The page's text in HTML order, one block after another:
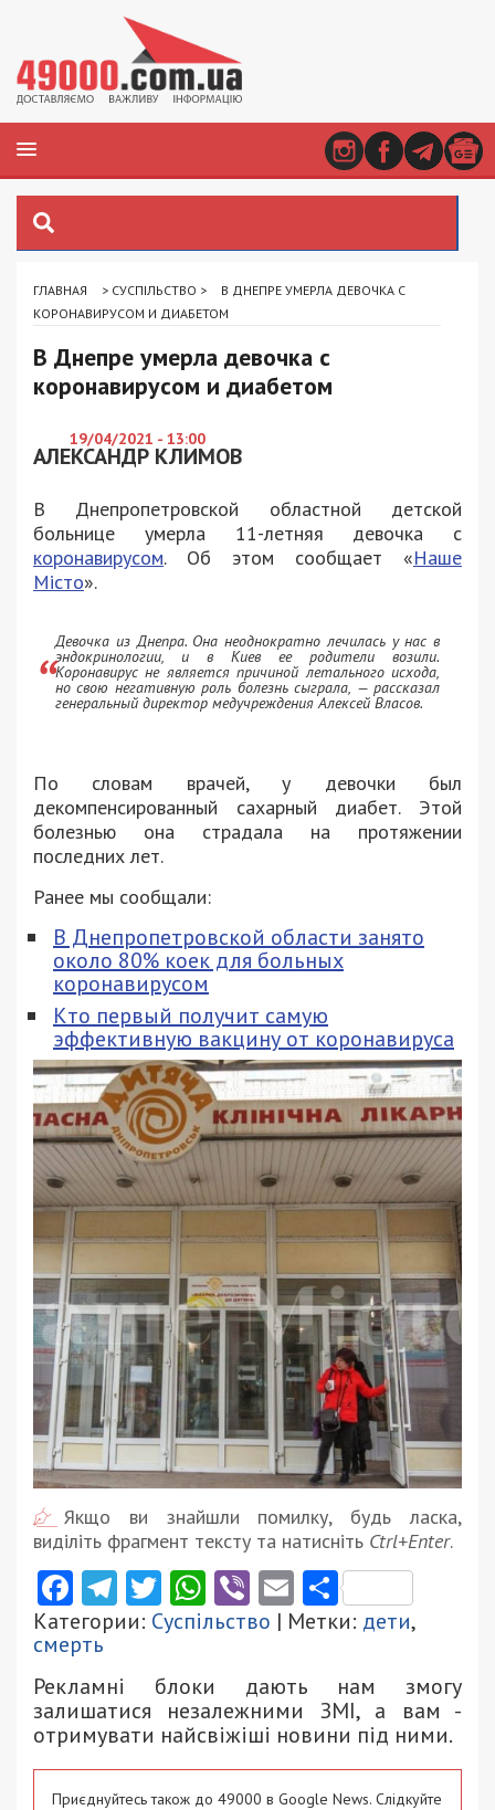
ГЛАВНАЯ > СУСПІЛЬСТВО >
В ДНЕПРЕ УМЕРЛА ДЕВОЧКА С
КОРОНАВИРУСОМ И ДИАБЕТОМ
В Днепре умерла девочка с
коронавирусом и диабетом
19/04/2021 - 13:00
АЛЕКСАНДР КЛИМОВ
В Днепропетровской областной детской
больнице умерла 11-летняя девочка с
коронавирусом. Об этом сообщает «Наше
Місто».
Девочка из Днепра. Она неоднократно лечилась у нас в
эндокринологии, и в Киев ее родители возили.
Коронавирус не является причиной летального исхода,
но свою негативную роль болезнь сыграла, — рассказал
генеральный директор медучреждения Алексей Власов.
По словам врачей, у девочки был
декомпенсированный сахарный диабет. Этой
болезнью она страдала на протяжении
последних лет.
Ранее мы сообщали:
В Днепропетровской области занято
около 80% коек для больных
коронавирусом
Кто первый получит самую
эффективную вакцину от коронавируса
Якщо ви знайшли помилку, будь ласка,
виділіть фрагмент тексту та натисніть Ctrl+Enter.
Facebook
Telegram
Twitter
WhatsApp
ViberEmail
Категории: Суспільство | Метки: дети,
смерть
Рекламні блоки дають нам змогу
залишатися незалежними ЗМІ, а вам -
отримувати найсвіжіші новини під ними.
Приєднуйтесь також до 49000 в Google News. Слідкуйте